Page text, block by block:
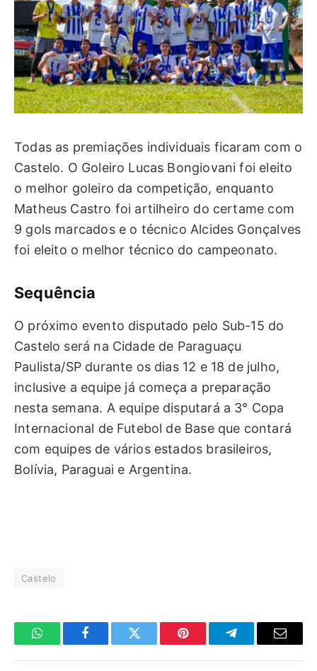
Todas as premiações individuais ficaram com o
Castelo. O Goleiro Lucas Bongiovani foi eleito
o melhor goleiro da competição, enquanto
Matheus Castro foi artilheiro do certame com
9 gols marcados e o técnico Alcides Gonçalves
foi eleito o melhor técnico do campeonato.
Sequência
O próximo evento disputado pelo Sub-15 do
Castelo será na Cidade de Paraguaçu
Paulista/SP durante os dias 12 e 18 de julho,
inclusive a equipe já começa a preparação
nesta semana. A equipe disputará a 3° Copa
Internacional de Futebol de Base que contará
com equipes de vários estados brasileiros,
Bolívia, Paraguai e Argentina.
Castelo
WhatsAppFacebookTwitter Pinterest TelegramaE-